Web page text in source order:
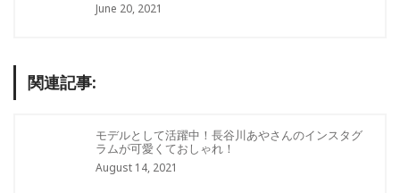
June 20, 2021
関連記事:
モデルとして活躍中！長谷川あやさんのインスタグ
ラムが可愛くておしゃれ！
August 14, 2021